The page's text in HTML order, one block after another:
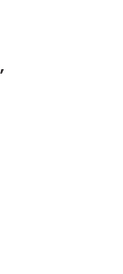
,